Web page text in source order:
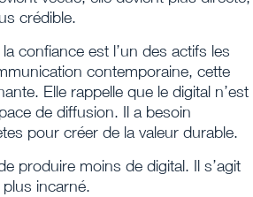
crédible.
confiance est l’un des actifs les
contemporaine, cette
Elle rappelle que le digital n’est
de diffusion. Il a besoin
pour créer de la valeur durable.
produire moins de digital. Il s’agit
incarné.